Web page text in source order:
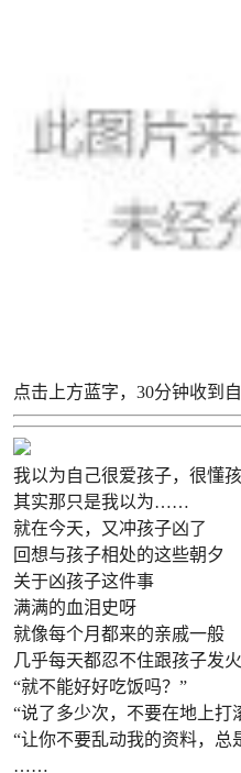
点击上方蓝字，30分钟收到
我以为自己很爱孩子，很懂
其实那只是我以为……
就在今天，又冲孩子凶了
回想与孩子相处的这些朝夕
关于凶孩子这件事
满满的血泪史呀
就像每个月都来的亲戚一般
几乎每天都忍不住跟孩子发火
“就不能好好吃饭吗？”
“说了多少次，不要在地上打
“让你不要乱动我的资料，总
……